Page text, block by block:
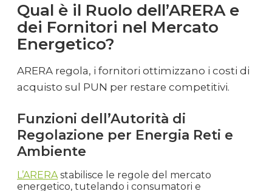
Ottobre
2020
€ 0.044 € 43.57
2020
€ 0.049 € 48.80 +21.0%
2020
Luglio
Qual è il Ruolo dell’ARERA e
dei Fornitori nel Mercato
Energetico?
ARERA regola, i fornitori ottimizzano i costi di
acquisto sul PUN per restare competitivi.
Funzioni dell’Autorità di
Regolazione per Energia Reti e
Ambiente
L’ARERAstabilisce le regole del mercato
energetico, tutelando i consumatori e